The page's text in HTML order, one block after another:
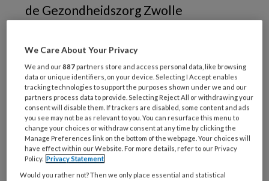
de Gezondheidszorg Zwolle
We Care About Your Privacy
We and our887 partners store and access personal data, like browsing
data or unique identifiers, on your device. Selecting I Accept enables
tracking technologies to support the purposes shown under we and our
partners process data to provide. Selecting Reject All or withdrawing your
consent will disable them. If trackers are disabled, some content and ads
you see may not be as relevant to you. You can resurface this menu to
change your choices or withdraw consent at any time by clicking the
Manage Preferences link on the bottom of the webpage. Your choices will
have effect within our Website. For more details, refer to our Privacy
Policy. Privacy Statement
Would you rather not? Then we only place essential and statistical